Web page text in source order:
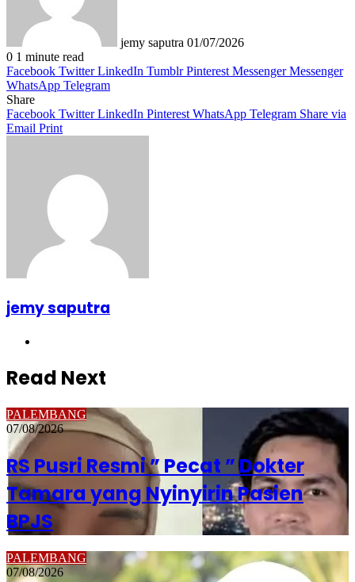
jemy saputra 01/07/2026
0 1 minute read
Facebook Twitter LinkedIn Tumblr Pinterest Messenger Messenger
WhatsApp Telegram
Share
Facebook Twitter LinkedIn Pinterest WhatsApp Telegram Share via
Email Print
jemy saputra
Read Next
PALEMBANG
07/08/2026
RS Pusri Resmi ” Pecat ” Dokter
Tamara yang Nyinyirin Pasien
BPJS
PALEMBANG
07/08/2026